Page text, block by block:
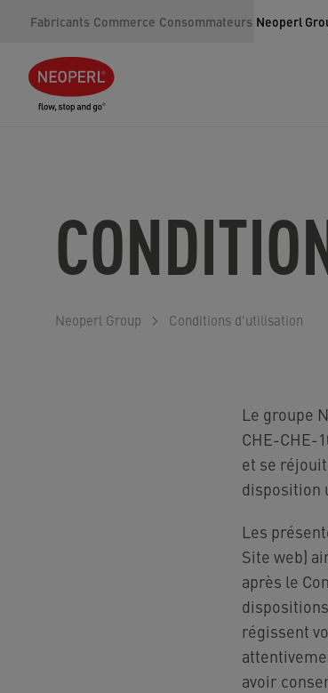
Fabricants Commerce Consommateurs Neoperl
Neoperl Group Conditions d'utilisation
Le groupe
CHE-CHE-
et se
disposition
Les
Site web)
après le
régissent
avoir